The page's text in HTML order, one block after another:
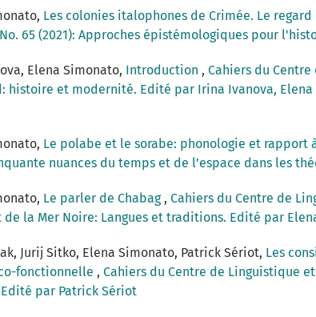
Les colonies italophones de Crimée. Le
65 (2021): Approches épistémologiques pour
Elena Simonato, Introduction , Cahiers du
histoire et modernité. Edité par Irina Ivanova,
Le polabe et le sorabe: phonologie et rapport
nuances du temps et de l’espace dans les
Le parler de Chabag , Cahiers du Centre de
de la Mer Noire: Langues et traditions. Edité par
Jurij Sitko, Elena Simonato, Patrick Sériot, Les
fonctionnelle , Cahiers du Centre de Linguistique
par Patrick Sériot